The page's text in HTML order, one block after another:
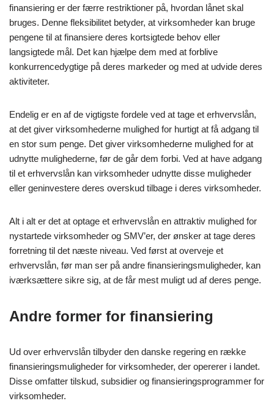
finansiering er der færre restriktioner på, hvordan lånet skal
bruges. Denne fleksibilitet betyder, at virksomheder kan bruge
pengene til at finansiere deres kortsigtede behov eller
langsigtede mål. Det kan hjælpe dem med at forblive
konkurrencedygtige på deres markeder og med at udvide deres
aktiviteter.
Endelig er en af de vigtigste fordele ved at tage et erhvervslån,
at det giver virksomhederne mulighed for hurtigt at få adgang til
en stor sum penge. Det giver virksomhederne mulighed for at
udnytte mulighederne, før de går dem forbi. Ved at have adgang
til et erhvervslån kan virksomheder udnytte disse muligheder
eller geninvestere deres overskud tilbage i deres virksomheder.
Alt i alt er det at optage et erhvervslån en attraktiv mulighed for
nystartede virksomheder og SMV’er, der ønsker at tage deres
forretning til det næste niveau. Ved først at overveje et
erhvervslån, før man ser på andre finansieringsmuligheder, kan
iværksættere sikre sig, at de får mest muligt ud af deres penge.
Andre former for finansiering
Ud over erhvervslån tilbyder den danske regering en række
finansieringsmuligheder for virksomheder, der opererer i landet.
Disse omfatter tilskud, subsidier og finansieringsprogrammer for
virksomheder.